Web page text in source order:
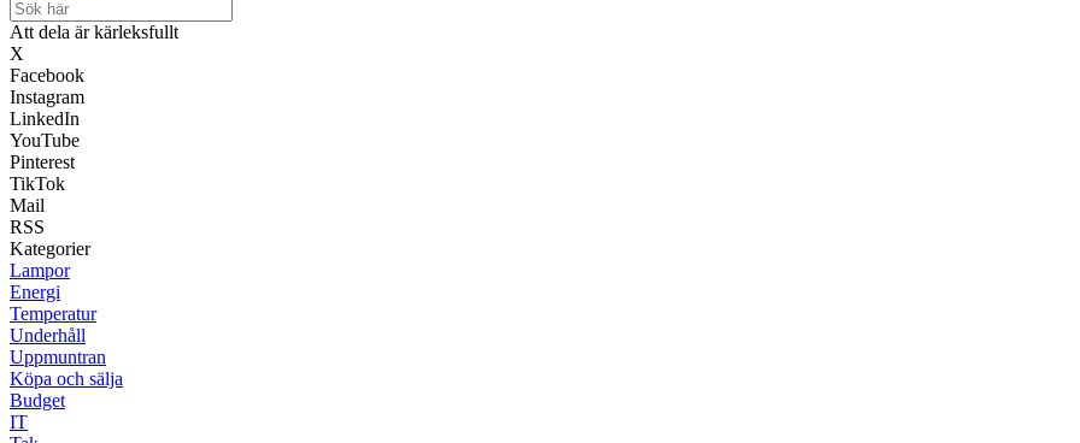
Att dela är kärleksfullt
X
Facebook
Instagram
LinkedIn
YouTube
Pinterest
TikTok
Mail
RSS
Kategorier
Lampor
Energi
Temperatur
Underhåll
Uppmuntran
Köpa och sälja
Budget
IT